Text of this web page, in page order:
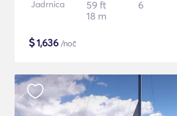
Jadrnica
59 ft
18 m
6
$1,636 /noč